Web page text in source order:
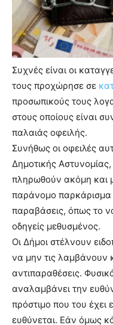
lyons
teaches
you
the
meaning
of
pain.
pornhun
hd
porn
Συχνές είναι οι
τους προχώρησε σε
προσωπικούς τους
στους οποίους είναι
παλαιάς οφειλής.
Συνήθως οι οφειλές
Δημοτικής
πληρωθούν ακόμη και
παράνομο παρκάρισμα
παραβάσεις, όπως το
οδηγείς μεθυσμένος.
Οι Δήμοι στέλνουν
να μην τις λαμβάνουν
αντιπαραθέσεις.
αναλαμβάνει την
πρόστιμο που του έχει
ευθύνεται. Εάν όμως